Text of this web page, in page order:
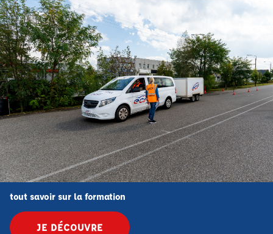
tout savoir sur la formation
JE DÉCOUVRE